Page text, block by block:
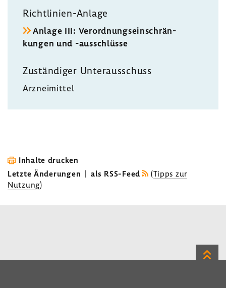
Richtlinien-​Anlage
Anlage III: Verord­nungs­ein­schrän­
kungen und -​ausschlüsse
Zustän­diger Unter­aus­schuss
Arznei­mittel
Inhalte drucken
Letzte Änderungen | als RSS-Feed (Tipps zur
Nutzung)
Zum